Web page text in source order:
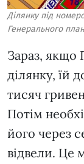
Ділянку під
Генерального
Зараз, якщо
ділянку, їй
тисяч
Потім
його через
відвели. Це